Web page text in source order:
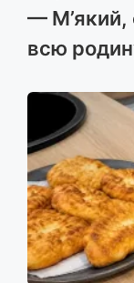
— М’який,
всю